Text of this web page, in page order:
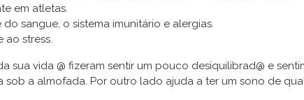
em atletas.
sangue, o sistema imunitário e alergias.
ao stress.
sua vida @ fizeram sentir um pouco desiquilibrad@ e
a almofada. Por outro lado ajuda a ter um sono de